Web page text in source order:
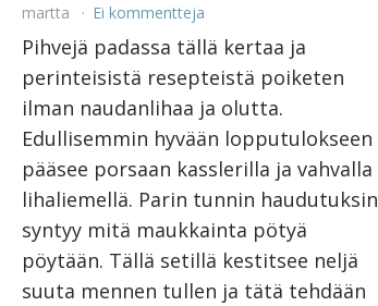
martta Ei kommentteja
Pihvejä padassa tällä kertaa ja
perinteisistä resepteistä poiketen
ilman naudanlihaa ja olutta.
Edullisemmin hyvään lopputulokseen
pääsee porsaan kasslerilla ja vahvalla
lihaliemellä. Parin tunnin haudutuksin
syntyy mitä maukkainta pötyä
pöytään. Tällä setillä kestitsee neljä
suuta mennen tullen ja tätä tehdään